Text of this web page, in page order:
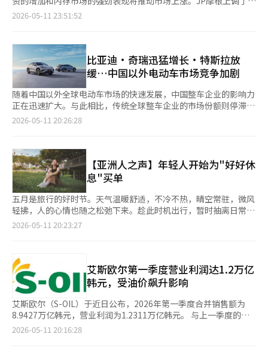
验的宝贵教训。”随后还发出鼓励信息：“失败是足球的一部分，
重要的是在失败中变得更加坚强。还有一场比赛，继续向前，年轻
组。因此，越南队在U17之后，明年国家队也将迎来与韩国的对
决。此前，越南队与韩国队的历史交锋记录为1胜6负，进球2个，
失球23个。唯一的胜利是在2004年亚洲杯预选赛中，凭借范文权
（Phạm Văn Quyến）的制胜球以1-0获胜，而在最近的2023年10
月的热身赛中则以0-6惨败。 赛后，越南国家队主教练金相植
（Kim Sang-sik）表示：“作为职业教练，我会100%专注于足
球。如果准备充分，就能与韩国队平起平坐，甚至超越他们。”金
越南队战胜U23韩国队，创造了奇迹。※ 本报道经人工智能（AI）
系统翻译与编辑。
台湾和技术制裁问题上的压力。 问题在于，盟友和周边国家所感
受到的不安。最近，美国为了应对中东局势，将部分印太地区的军
和台湾等国的警惕。《纽约时报》报道，亚洲国家担忧“美国可能
会为了经济交易而调整安全承诺”。 对韩国而言，尤其具有复杂
的含义。美中关系若过于恶化，韩国经济在出口、汇率和金融市场
方面将不可避免地受到直接冲击。相反，如果双方建立一定程度的
稳定管理体系，短期内市场的不确定性也有望得到缓解。实际上，
最近全球金融市场对中东战争缓和的可能性和美中稳定的预期反应
敏感。 然而，韩国需要警惕的是，在“稳定”名义下可能形成的
新势力平衡。美国与中国的战略交易越是扩大，中国在亚洲的影响
国紧密相连，而在安全上依赖美国的盟友体系，因此是受到美中关
系变化压力最直接的国家之一。 在这种情况下，所需的不是情感
上的阵营逻辑，而是现实和精细的国家利益中心战略。应将韩美同
盟作为安全的中心轴，同时通过供应链和市场多元化、技术自主能
力的增强，提升外交和经济的缓冲能力。同时，扩大与东南亚、印
度、中东和欧洲的合作，减少对特定国家的依赖，进行多层次的外
交将变得愈加重要。 此次北京会谈很可能不会立即改变全球秩
期市场期待或阵营逻辑的影响下，集中精力扩大自身在变化中的国
际秩序中的战略空间。 ※ 本报道经人工智能（AI）系统翻译与编
辑。
体改善的关键。圃美多自1991年进入美国市场，是韩国食品行业
中较早布局当地市场的企业之一。不过，由于核心产品豆腐属于生
物流成本高昂，公司长期面临盈利压力。 此外，圃美多并未采取
单纯出口模式，而是选择在当地直接建厂、构建本地生产体系。虽
然这一战略有利于长期深耕市场，但也导致前期投入巨大，盈利周
期进一步拉长。 不过，随着运营时间延长，前期投资成本逐步得
到回收，产品结构调整也开始带动盈利能力改善。目前，美国法人
正扩大冷冻加工食品及高附加值产品比重，并积极拓展冷冻面、亚
洲便捷食品等产品线。相比生鲜食品，冷冻食品保质期更长、物流
效率更高，更适合美国市场。 据推测，圃美多美国法人去年实现
亏，但下半年已录得营业盈利，市场普遍认为其盈利结构已进入改
善阶段。 与此同时，中国法人也展现出稳定增长势头。以冷冻紫
菜包饭为代表的冷冻食品，以及意大利面等面类产品销量快速增
长。随着韩国食品认知度提升及便捷食品需求扩大，当地业务正逐
步进入稳定发展阶段。 市场分析认为，过去被视为圃美多海外业
务弱点的“当地生产战略”，如今反而正在转化为竞争优势。随着
生产基础设施及物流网络逐渐成熟，公司已形成一定进入壁垒，未
来也有望在海外需求扩大时实现稳定供给。 圃美多相关人士表
品外，冷冻食品品类也持续呈现增长势头，因此对未来业绩表现持
积极态度。”
KOSPI的目标，提出了“1万点时代”的可能性。 11日，JP摩根在
期。 JP摩根指出：“最近2至3个月，AI盈利化的担忧有所缓
解。”他们分析称：“模型性能的提升、代理代币消费的增加、代
币价格下滑的缓和以及新资金的筹集，均大幅提升了AI设备投资的
增长路径。” 报告还提到：“AI相关硬件价格也在持续上涨，韩国
股市对AI及安全、韧性主题的暴露程度非常高。” JP摩根特别指
出，内存市场可能会迎来更长时间的超级周期。报告中提到：“内
存股目前占KOSPI市值的约50%，自年初以来推动了约70%的指数
上涨。” 他们还表示：“AI需求持续超过供应，库存紧张。”并指
受到限制，供应不足的担忧可能会持续。”客户们因担心供应不
足，甚至提前到2027年增加需求。 JP摩根预计，2027年至2028
年内存市场的上升周期仍将持续。 此外，JP摩根强调，国内股市
的上涨并不仅限于半导体行业。 他们指出：“除三星电子和SK海
力士外，KOSPI的收益率也大幅超过地区基准。”并表示：“在以
工业品为中心的业绩上调中，最近原材料相关行业的盈利预期也在
上升。” 对于银行股，JP摩根认为，基于净利差（NIM）的恢复、
手续费收入的增加和稳定的坏账成本，正出现积极的盈利动能。
金流入的重要基础，尤其将为控股公司的重新评估提供重要动
力。” 然而，短期内也存在因过热而导致的调整风险。 JP摩根指
出：“市场宽度收窄，相对强度指数（RSI）差距和波动率指数
（VKOSPI）上升等技术性压力加大。”但他们仍然建议：“即使
出现调整，也应视为买入机会。” JP摩根还期待新兴市场和亚洲
投资者的资金进一步流入。 他们分析称：“第二季度对冲基金积
极增加了对韩国的投资比例，尽管在第一季度大规模抛售后，第二
2026-05-11 23:51:52
比亚迪·奇瑞迅猛增长·特斯拉放
缓…中国以外电动车市场竞争加剧
随着中国以外全球电动车市场的快速发展，中国整车企业的影响力
正在迅速扩大。与此相比，传统全球整车企业的市场份额则停滞或
下降，而中国企业则凭借海外市场的销售扩张，保持了两位数的增
车）交付量达202,500辆，较去年同期的164,600辆增长了
23.1%。 从企业来看，大众汽车以299,000辆保持第一位，但其增
长率仅为8.8%，低于市场平均增长率，市场份额也从去年的
16.7%下降至14.8%。 特斯拉以239,000辆排名第二，尽管销售量
增长了18.3%，但未能跟上整体市场的增长速度，市场份额降至
11.8%。分析认为，这与北美市场的放缓和欧洲竞争的加剧有关。
相比之下，中国品牌比亚迪（BYD）以204,000辆的销量实现了
83.0%的增长，排名从第六位上升至第三位，市场份额从6.8%扩
正在加快全球销售的步伐。最近，其插电式混合动力车（PHEV）
的销售比例也在扩大，进一步拓宽了市场应对范围。 吉利汽车增
长27.0%，而奇瑞的增长更为显著，达到467.0%。奇瑞在第一季
度销售了92,000辆，市场份额为4.5%。分析指出，奇瑞的销售规
模已接近与雷诺-日产-三菱联盟相当，迅速缩小了与传统全球整车
企业的差距。 现代汽车集团以169,000辆增长22.5%，市场份额保
持在8.4%，与去年持平，排名较去年下降一位，位列第四。 斯特
2026-05-11 20:26:28
【亚洲人之声】年轻人开始为"好好休
息"买单
五月是旅行的好时节。天气温暖舒适，不冷不热，晴空常驻，微风
轻拂，人的心情也随之松弛下来。趁此时机出行，暂时抽离日常的
压力与惯性，在陌生的风景中让身心得到舒缓与重启，已成为越来
下，“恢复经济”（Recoverynomics）正悄然成为全球消费领域
最值得关注的新趋势之一。所谓“恢复经济”，并非指简单的休息
或放松，而是指人们在身心疲惫的背景下，主动通过消费来修复精
力与情绪的一种行为模式。换言之，人们不再只是“休息”，而是
开始思考“如何更有效地休息”，并愿意为此买单。 这一趋势并
非小众现象，而是正在形成规模化的产业浪潮。全球康养研究院数
据显示，2024年全球健康产业规模已达6.8万亿美元，较十年前实
现翻倍，并有望在2029年逼近10万亿美元。与过去侧重瑜伽、健
2026-05-11 20:23:27
艾斯欧尔第一季度营业利润达1.2万亿
韩元，受油价飙升影响
艾斯欧尔（S-OIL）于近日公布，2026年第一季度合并销售额为
8.9427万亿韩元，营业利润为1.2311万亿韩元。 与上一季度的营
业利润3719亿韩元相比，增长约231%；而去年第一季度的营业亏
2026-05-11 20:16:28